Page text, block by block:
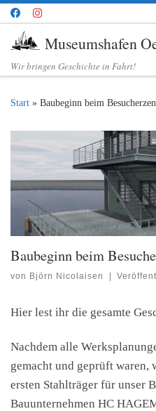
Zum Inhalt springen
Museumshafen
Wir bringen Geschichte in Fahrt!
Start » Baubeginn beim
Baubeginn beim
von Björn Nicolaisen
Hier lest ihr die gesamte
Nachdem alle
gemacht und geprüft waren,
ersten Stahlträger für unser
Bauunternehmen HC